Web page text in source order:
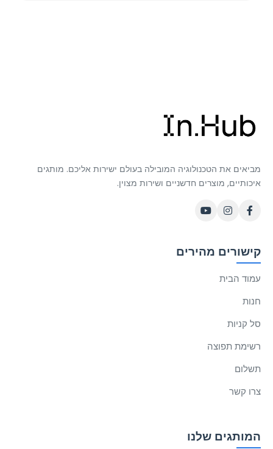
מביאים את הטכנולוגיה המובילה בעולם ישירות אליכם. מותגים
איכותיים, מוצרים חדשניים ושירות מצוין.
קישורים מהירים
עמוד הבית
חנות
סל קניות
רשימת תפוצה
תשלום
צרו קשר
המותגים שלנו